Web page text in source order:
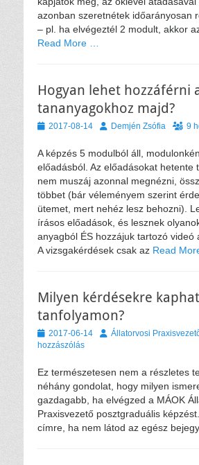
azonban szeretnétek időarányosan
– pl. ha elvégeztél 2 modult, akkor
Read More …
Hogyan lehet hozzáférni
tananyagokhoz majd?
Közzétéve
2017-08-14 SzerzőDemjén Zsófia 9
A képzés 5 modulból áll,
előadásból. Az előadásokat hetente
nem muszáj azonnal megnézni,
többet (bár véleményem szerint
ütemet, mert nehéz lesz behozni).
írásos előadások, és lesznek
anyagból ÉS hozzájuk tartozó videó
A vizsgakérdések csak az Read
Milyen kérdésekre
tanfolyamon?
Közzétéve
2017-06-14 SzerzőÁllatorvosi
hozzászólás
Ez természetesen nem a részletes
néhány gondolat, hogy milyen
gazdagabb, ha elvégzed a MÁOK
Praxisvezető posztgraduális
címre, ha nem látod az egész